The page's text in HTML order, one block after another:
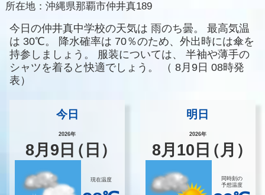
所在地： 沖縄県那覇市仲井真189
今日の仲井真中学校の天気は 雨のち曇。
最高気温
は 30℃。 降水確率は 70％のため、外出時には傘を
持参しましょう。
服装については、
半袖や薄手の
シャツを着ると快適でしょう。
（ 8月9日 08時発
表）
今日
2026年
8月 9 日（日）
現在温度
明日
2026年
8月 10 日（月）
同時刻の
予想温度